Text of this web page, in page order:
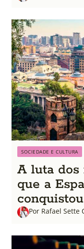
SOCIEDADE E CULTURA
A luta dos
que a
conquistou
Por Rafael Sette